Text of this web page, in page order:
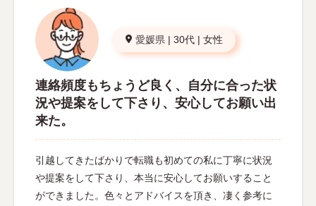
愛媛県 | 30代 | 女性
連絡頻度もちょうど良く、自分に合った状
況や提案をして下さり、安心してお願い出
来た。
引越してきたばかりで転職も初めての私に丁寧に状況
や提案をして下さり、本当に安心してお願いすること
ができました。色々とアドバイスを頂き、凄く参考に